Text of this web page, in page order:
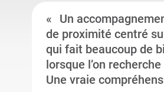
Un
de proximité centré
qui fait beaucoup de
lorsque l’on
Une vraie